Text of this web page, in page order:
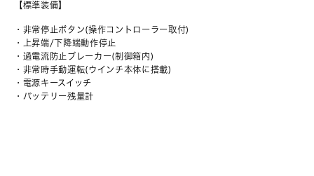
【標準装備】
・非常停止ボタン(操作コントローラー取付)
・上昇端/下降端動作停止
・過電流防止ブレーカー(制御箱内)
・非常時手動運転(ウインチ本体に搭載)
・電源キースイッチ
・バッテリー残量計